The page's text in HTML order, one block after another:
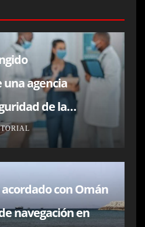
agencia
de la
con Omán
navegación en